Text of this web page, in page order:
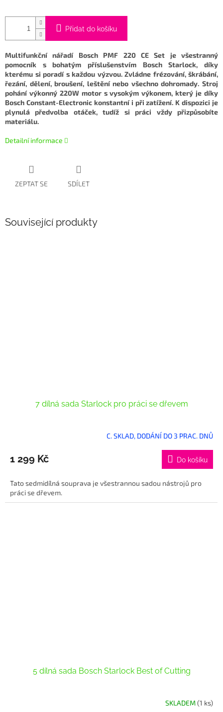
Přidat do košíku
Multifunkční nářadí Bosch PMF 220 CE Set je všestranný
pomocník s bohatým příslušenstvím Bosch Starlock, díky
kterému si poradí s každou výzvou. Zvládne frézování, škrábání,
řezání, dělení, broušení, leštění nebo všechno dohromady. Stroj
pohání výkonný 220W motor s vysokým výkonem, který je díky
Bosch Constant-Electronic konstantní i při zatížení. K dispozici je
plynulá předvolba otáček, tudíž si práci vždy přizpůsobíte
materiálu.
Detailní informace
ZEPTAT SE SDÍLET
Související produkty
7 dílná sada Starlock pro práci se dřevem
C. SKLAD, DODÁNÍ DO 3 PRAC. DNŮ
1 299 Kč Do košíku
Tato sedmidílná souprava je všestrannou sadou nástrojů pro
práci se dřevem.
5 dílná sada Bosch Starlock Best of Cutting
SKLADEM(1 ks)